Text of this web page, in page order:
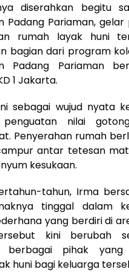
diserahkan begitu
Padang Pariaman, gelar
rumah layak huni
bagian dari program
Padang Pariaman
1 Jakarta.
sebagai wujud nyata
penguatan nilai
Penyerahan rumah
antar tetesan
kesukaan.
tahun, Irma
tinggal dalam
yang berdiri di
kini berubah
berbagai pihak yang
huni bagi keluarga